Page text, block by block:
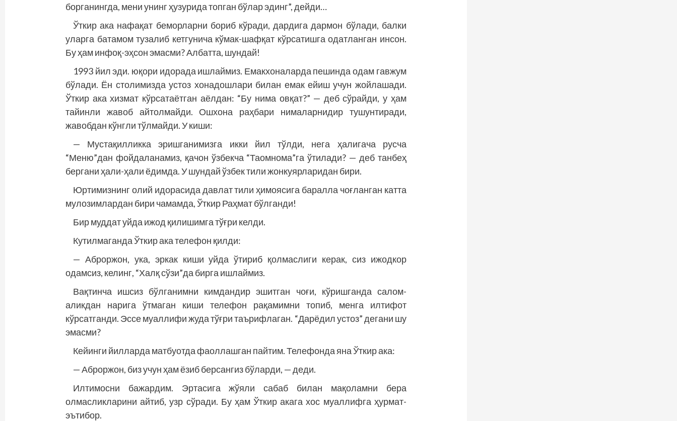
борганингда, мени унинг ҳузурида топган бўлар эдинг”, дейди…
Ўткир ака нафақат беморларни бориб кўради, дардига дармон бўлади, балки
уларга батамом тузалиб кетгунича кўмак-шафқат кўрсатишга одатланган инсон.
Бу ҳам инфоқ-эҳсон эмасми? Албатта, шундай!
1993 йил эди. юқори идорада ишлаймиз. Емакхоналарда пешинда одам гавжум
бўлади. Ён столимизда устоз хонадошлари билан емак ейиш учун жойлашади.
Ўткир ака хизмат кўрсатаётган аёлдан: “Бу нима овқат?” — деб сўрайди, у ҳам
тайинли жавоб айтолмайди. Ошхона раҳбари нималарнидир тушунтиради,
жавобдан кўнгли тўлмайди. У киши:
— Мустақилликка эришганимизга икки йил тўлди, нега ҳалигача русча
“Меню”дан фойдаланамиз, қачон ўзбекча “Таомнома”га ўтилади? — деб танбеҳ
бергани ҳали-ҳали ёдимда. У шундай ўзбек тили жонкуярларидан бири.
Юртимизнинг олий идорасида давлат тили ҳимоясига баралла чоғланган катта
мулозимлардан бири чамамда, Ўткир Раҳмат бўлганди!
Бир муддат уйда ижод қилишимга тўғри келди.
Кутилмаганда Ўткир ака телефон қилди:
— Аброржон, ука, эркак киши уйда ўтириб қолмаслиги керак, сиз ижодкор
одамсиз, келинг, “Халқ сўзи”да бирга ишлаймиз.
Вақтинча ишсиз бўлганимни кимдандир эшитган чоғи, кўришганда салом-
аликдан нарига ўтмаган киши телефон рақамимни топиб, менга илтифот
кўрсатганди. Эссе муаллифи жуда тўғри таърифлаган. “Дарёдил устоз” дегани шу
эмасми?
Кейинги йилларда матбуотда фаоллашган пайтим. Телефонда яна Ўткир ака:
— Аброржон, биз учун ҳам ёзиб берсангиз бўларди, — деди.
Илтимосни бажардим. Эртасига жўяли сабаб билан мақоламни бера
олмасликларини айтиб, узр сўради. Бу ҳам Ўткир акага хос муаллифга ҳурмат-
эътибор.